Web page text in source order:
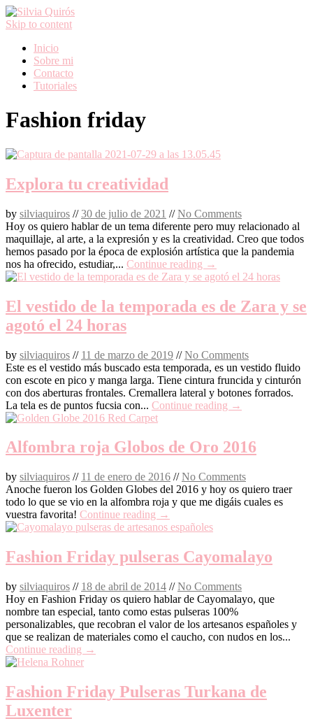
Skip to content
Inicio
Sobre mi
Contacto
Tutoriales
Fashion friday
Explora tu creatividad
by silviaquiros //30 de julio de 2021 //No Comments
Hoy os quiero hablar de un tema diferente pero muy relacionado al
maquillaje, al arte, a la expresión y es la creatividad. Creo que todos
hemos pasado por la época de explosión artística que la pandemia
nos ha ofrecido, estudiar,... Continue reading →
El vestido de la temporada es de Zara y se
agotó el 24 horas
by silviaquiros // 11 de marzo de 2019 //No Comments
Este es el vestido más buscado esta temporada, es un vestido fluido
con escote en pico y manga larga. Tiene cintura fruncida y cinturón
con dos aberturas frontales. Cremallera lateral y botones forrados.
La tela es de puntos fucsia con... Continue reading →
Alfombra roja Globos de Oro 2016
by silviaquiros // 11 de enero de 2016 //No Comments
Anoche fueron los Golden Globes del 2016 y hoy os quiero traer
todo lo que se vio en la alfombra roja y que me digáis cuales es
vuestra favorita! Continue reading →
Fashion Friday pulseras Cayomalayo
by silviaquiros // 18 de abril de 2014 //No Comments
Hoy en Fashion Friday os quiero hablar de Cayomalayo, que
nombre tan especial, tanto como estas pulseras 100%
personalizables, que recobran el valor de los artesanos españoles y
que se realizan de materiales como el caucho, con nudos en los...
Continue reading →
Fashion Friday Pulseras Turkana de
Luxenter